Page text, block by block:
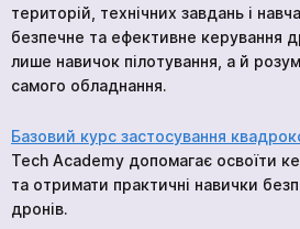
територій, технічних завдань і
безпечне та ефективне керування
лише навичок пілотування, а й
самого обладнання.
Базовий курс застосування
Tech Academy допомагає освоїти
та отримати практичні навички
дронів.